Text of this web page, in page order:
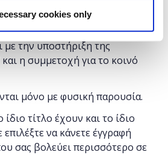
cookies only
με την υποστήριξη της
και η συμμετοχή για το κοινό
μόνο με φυσική παρουσία.
τίτλο έχουν και το ίδιο
να κάνετε έγγραφή
σας βολεύει περισσότερο σε